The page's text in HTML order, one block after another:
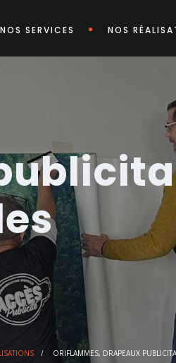
NOS SERVICES NOS
/ ORIFLAMMES, DRAPEAUX